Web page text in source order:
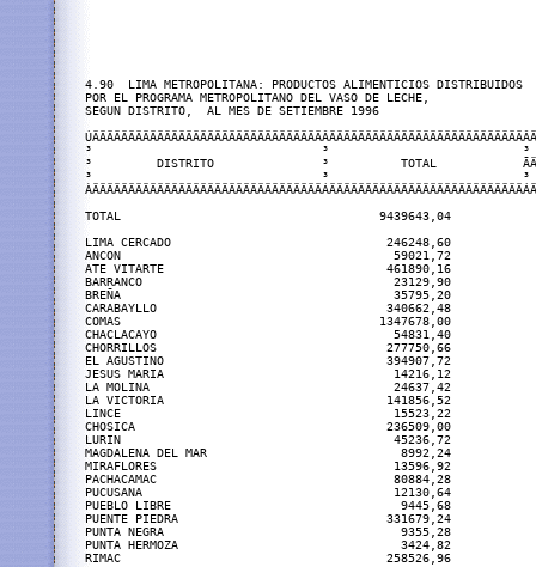
4.90  LIMA METROPOLITANA: PRODUCTOS ALIMENTICIOS DISTRIBUIDOS
POR EL PROGRAMA METROPOLITANO DEL VASO DE LECHE,
SEGUN DISTRITO,  AL MES DE SETIEMBRE 1996
³                                ³                           ³
³         DISTRITO               ³          TOTAL
³                                ³                           ³
TOTAL                                    9439643,04
LIMA CERCADO                              246248,60
ANCON                                      59021,72
ATE VITARTE                               461890,16
BARRANCO                                   23129,90
BREÑA                                      35795,20
CARABAYLLO                                340662,48
COMAS                                    1347678,00
CHACLACAYO                                 54831,40
CHORRILLOS                                277750,66
EL AGUSTINO                               394907,72
JESUS MARIA                                14216,12
LA MOLINA                                  24637,42
LA VICTORIA                               141856,52
LINCE                                      15523,22
CHOSICA                                   236509,00
LURIN                                      45236,72
MAGDALENA DEL MAR                           8992,24
MIRAFLORES                                 13596,92
PACHACAMAC                                 80884,28
PUCUSANA                                   12130,64
PUEBLO LIBRE                                9445,68
PUENTE PIEDRA                             331679,24
PUNTA NEGRA                                 9355,28
PUNTA HERMOZA                               3424,82
RIMAC                                     258526,96